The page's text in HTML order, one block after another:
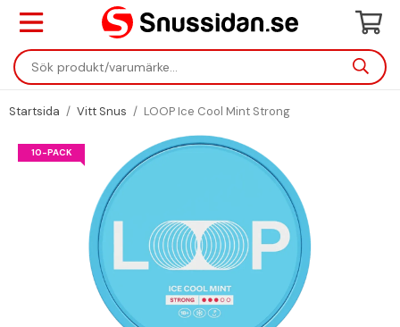
Startsida / Vitt Snus / LOOP Ice Cool Mint Strong
10-PACK